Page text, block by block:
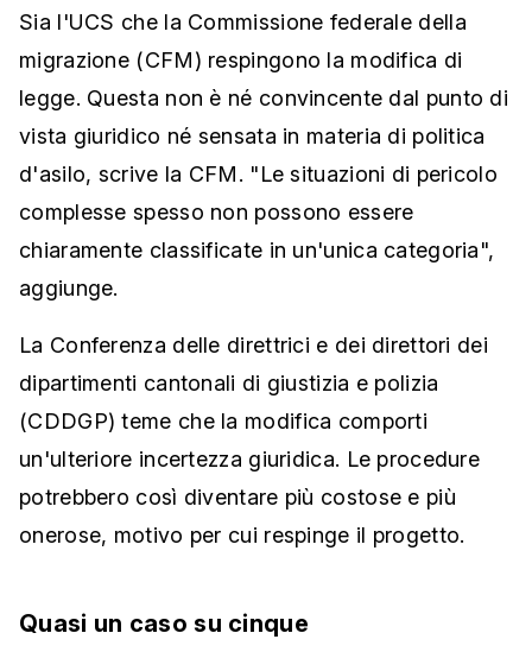
Sia l'UCS che la Commissione federale della
migrazione (CFM) respingono la modifica di
legge. Questa non è né convincente dal punto di
vista giuridico né sensata in materia di politica
d'asilo, scrive la CFM. "Le situazioni di pericolo
complesse spesso non possono essere
chiaramente classificate in un'unica categoria",
aggiunge.
La Conferenza delle direttrici e dei direttori dei
dipartimenti cantonali di giustizia e polizia
(CDDGP) teme che la modifica comporti
un'ulteriore incertezza giuridica. Le procedure
potrebbero così diventare più costose e più
onerose, motivo per cui respinge il progetto.
Quasi un caso su cinque